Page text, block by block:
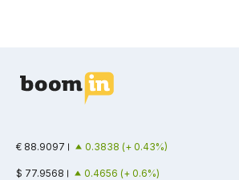
€ 88.9097 0.3838 (+ 0.43%)
$ 77.9568 0.4656 (+ 0.6%)